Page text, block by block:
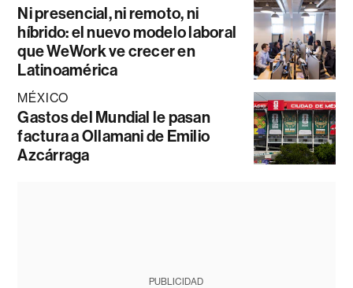
Ni presencial, ni remoto, ni
híbrido: el nuevo modelo laboral
que WeWork ve crecer en
Latinoamérica
MÉXICO
Gastos del Mundial le pasan
factura a Ollamani de Emilio
Azcárraga
PUBLICIDAD